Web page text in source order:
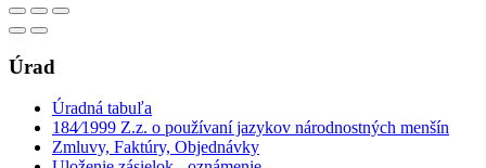
Úrad
Úradná tabuľa
184⁄1999 Z.z. o používaní jazykov národnostných menšín
Zmluvy, Faktúry, Objednávky